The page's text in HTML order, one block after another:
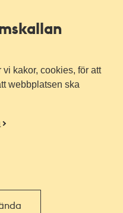
kakor, cookies, för att
webbplatsen ska